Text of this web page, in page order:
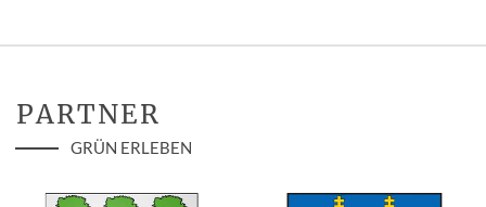
PARTNER
GRÜN ERLEBEN